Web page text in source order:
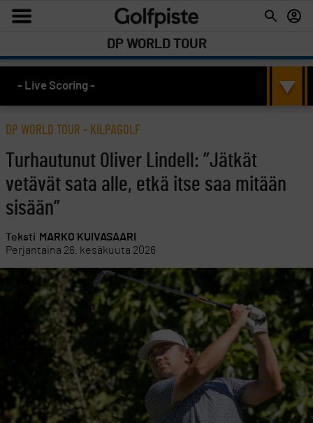
DP WORLD TOUR
- Live Scoring -
DP WORLD TOUR - KILPAGOLF
Turhautunut Oliver Lindell: ”Jätkät
vetävät sata alle, etkä itse saa mitään
sisään”
Teksti MARKO KUIVASAARI
Perjantaina 26. kesäkuuta 2026